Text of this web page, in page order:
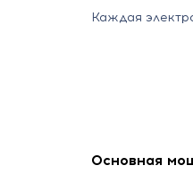
Каждая
Основная